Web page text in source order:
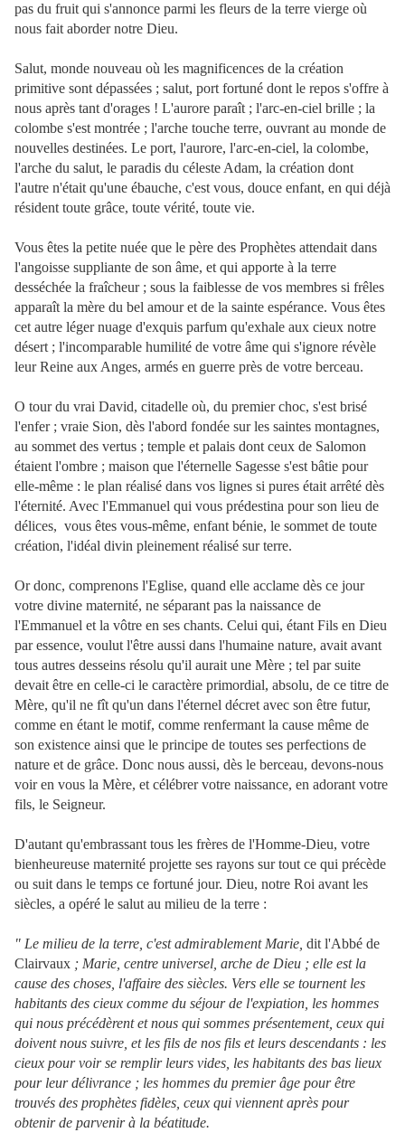
pas du fruit qui s'annonce parmi les fleurs de la terre vierge où
nous fait aborder notre Dieu.
Salut, monde nouveau où les magnificences de la création
primitive sont dépassées ; salut, port fortuné dont le repos s'offre à
nous après tant d'orages ! L'aurore paraît ; l'arc-en-ciel brille ; la
colombe s'est montrée ; l'arche touche terre, ouvrant au monde de
nouvelles destinées. Le port, l'aurore, l'arc-en-ciel, la colombe,
l'arche du salut, le paradis du céleste Adam, la création dont
l'autre n'était qu'une ébauche, c'est vous, douce enfant, en qui déjà
résident toute grâce, toute vérité, toute vie.
Vous êtes la petite nuée que le père des Prophètes attendait dans
l'angoisse suppliante de son âme, et qui apporte à la terre
desséchée la fraîcheur ; sous la faiblesse de vos membres si frêles
apparaît la mère du bel amour et de la sainte espérance. Vous êtes
cet autre léger nuage d'exquis parfum qu'exhale aux cieux notre
désert ; l'incomparable humilité de votre âme qui s'ignore révèle
leur Reine aux Anges, armés en guerre près de votre berceau.
O tour du vrai David, citadelle où, du premier choc, s'est brisé
l'enfer ; vraie Sion, dès l'abord fondée sur les saintes montagnes,
au sommet des vertus ; temple et palais dont ceux de Salomon
étaient l'ombre ; maison que l'éternelle Sagesse s'est bâtie pour
elle-même : le plan réalisé dans vos lignes si pures était arrêté dès
l'éternité. Avec l'Emmanuel qui vous prédestina pour son lieu de
délices, vous êtes vous-même, enfant bénie, le sommet de toute
création, l'idéal divin pleinement réalisé sur terre.
Or donc, comprenons l'Eglise, quand elle acclame dès ce jour
votre divine maternité, ne séparant pas la naissance de
l'Emmanuel et la vôtre en ses chants. Celui qui, étant Fils en Dieu
par essence, voulut l'être aussi dans l'humaine nature, avait avant
tous autres desseins résolu qu'il aurait une Mère ; tel par suite
devait être en celle-ci le caractère primordial, absolu, de ce titre de
Mère, qu'il ne fît qu'un dans l'éternel décret avec son être futur,
comme en étant le motif, comme renfermant la cause même de
son existence ainsi que le principe de toutes ses perfections de
nature et de grâce. Donc nous aussi, dès le berceau, devons-nous
voir en vous la Mère, et célébrer votre naissance, en adorant votre
fils, le Seigneur.
D'autant qu'embrassant tous les frères de l'Homme-Dieu, votre
bienheureuse maternité projette ses rayons sur tout ce qui précède
ou suit dans le temps ce fortuné jour. Dieu, notre Roi avant les
siècles, a opéré le salut au milieu de la terre :
" Le milieu de la terre, c'est admirablement Marie, dit l'Abbé de
Clairvaux ; Marie, centre universel, arche de Dieu ; elle est la
cause des choses, l'affaire des siècles. Vers elle se tournent les
habitants des cieux comme du séjour de l'expiation, les hommes
qui nous précédèrent et nous qui sommes présentement, ceux qui
doivent nous suivre, et les fils de nos fils et leurs descendants : les
cieux pour voir se remplir leurs vides, les habitants des bas lieux
pour leur délivrance ; les hommes du premier âge pour être
trouvés des prophètes fidèles, ceux qui viennent après pour
obtenir de parvenir à la béatitude.